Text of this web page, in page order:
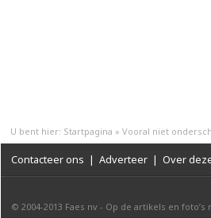
U bent hier: Startpagina » Vooral niet
Contacteer ons | Adverteer | Over
© 2004-2013 Faes nv - Op de artikels en